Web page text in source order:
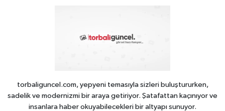
torbaliguncel.com, yepyeni temasıyla sizleri buluştururken,
sadelik ve modernizmi bir araya getiriyor. Şatafattan kaçınıyor ve
insanlara haber okuyabilecekleri bir altyapı sunuyor.